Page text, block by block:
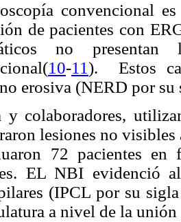
convencional
de pacientes con
no
10-11). Estos
erosiva (NERD por su
y colaboradores,
lesiones no
72 pacientes
EL NBI evidenció
(IPCL por su
a nivel de la